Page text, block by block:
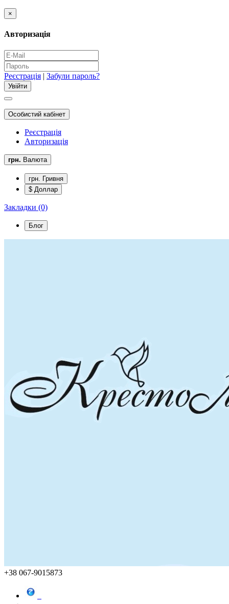
×
Авторизація
Реєстрація | Забули пароль?
Особистий кабінет
Реєстрація
Авторизація
грн. Валюта
грн. Гривня
$ Доллар
Закладки (0)
Блог
+38 067-9015873